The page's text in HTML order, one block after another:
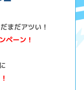
まだアツい！
ペーン！